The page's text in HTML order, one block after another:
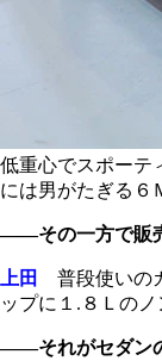
低重心でスポーテ
には男がたぎる６
――その一方で販
上田
普段使いの
ップに１.８Ｌのノ
――それがセダン